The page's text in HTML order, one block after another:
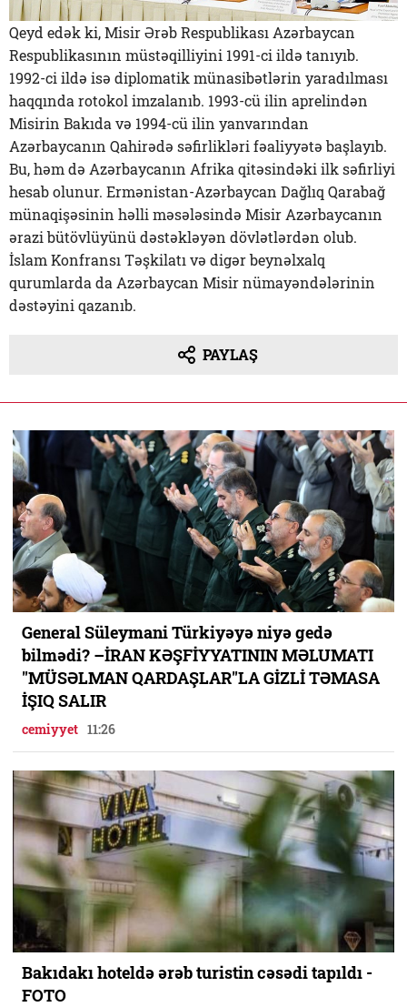
Qeyd edək ki, Misir Ərəb Respublikası Azərbaycan
Respublikasının müstəqilliyini 1991-ci ildə tanıyıb.
1992-ci ildə isə diplomatik münasibətlərin yaradılması
haqqında rotokol imzalanıb. 1993-cü ilin aprelindən
Misirin Bakıda və 1994-cü ilin yanvarından
Azərbaycanın Qahirədə səfirlikləri fəaliyyətə başlayıb.
Bu, həm də Azərbaycanın Afrika qitəsindəki ilk səfirliyi
hesab olunur. Ermənistan-Azərbaycan Dağlıq Qarabağ
münaqişəsinin həlli məsələsində Misir Azərbaycanın
ərazi bütövlüyünü dəstəkləyən dövlətlərdən olub.
İslam Konfransı Təşkilatı və digər beynəlxalq
qurumlarda da Azərbaycan Misir nümayəndələrinin
dəstəyini qazanıb.
PAYLAŞ
General Süleymani Türkiyəyə niyə gedə
bilmədi? –İRAN KƏŞFİYYATININ MƏLUMATI
"MÜSƏLMAN QARDAŞLAR"LA GİZLİ TƏMASA
İŞIQ SALIR
cemiyyet 11:26
Bakıdakı hoteldə ərəb turistin cəsədi tapıldı -
FOTO